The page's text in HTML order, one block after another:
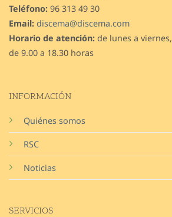
INFORMACIÓN
Quiénes somos
RSC
Noticias
SERVICIOS
Teléfono: 96 313 49 30
Email: discema@discema.com
Horario de atención: de lunes a viernes,
de 9.00 a 18.30 horas